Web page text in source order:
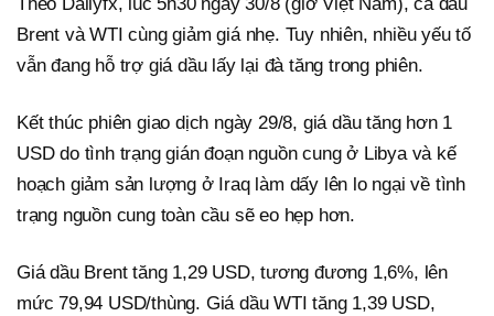
Brent và WTI cùng giảm giá nhẹ. Tuy nhiên, nhiều yếu tố
vẫn đang hỗ trợ giá dầu lấy lại đà tăng trong phiên.
Kết thúc phiên giao dịch ngày 29/8, giá dầu tăng hơn 1
USD do tình trạng gián đoạn nguồn cung ở Libya và kế
hoạch giảm sản lượng ở Iraq làm dấy lên lo ngại về tình
trạng nguồn cung toàn cầu sẽ eo hẹp hơn.
Giá dầu Brent tăng 1,29 USD, tương đương 1,6%, lên
mức 79,94 USD/thùng. Giá dầu WTI tăng 1,39 USD,